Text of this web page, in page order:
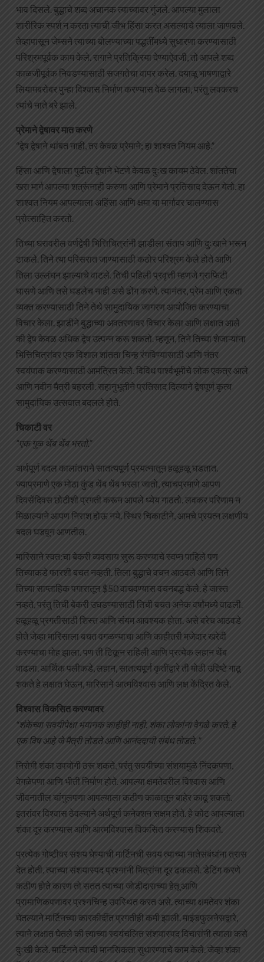
भाव दिसले. बुद्धाचे शब्द अचानक त्याच्यावर गुंजले. आपल्या मुलाला
शारीरिक स्पर्श न करता त्याची जीभ हिंसा करत असल्याचे त्याला जाणवले.
तेव्हापासून जेम्सने त्याच्या बोलण्याच्या पद्धतींमध्ये सुधारणा करण्यासाठी
परिश्रमपूर्वक काम केले. रागाने प्रतिक्रिया देण्याऐवजी, तो आपले शब्द
काळजीपूर्वक निवडण्यासाठी सजगतेचा वापर करेल. दयाळू भाषणाद्वारे
लियामबरोबर पुन्हा विश्वास निर्माण करण्यास वेळ लागला, परंतु लवकरच
त्यांचे नाते बरे झाले.
प्रेमाने द्वेषावर मात करणे
“द्वेष द्वेषाने थांबत नाही, तर केवळ प्रेमाने; हा शाश्वत नियम आहे.”
हिंसा आणि द्वेषाला पुढील द्वेषाने भेटणे केवळ दुःख कायम ठेवेल. शांततेचा
खरा मार्ग आपल्या शत्रूंनाही करुणा आणि प्रेमाने प्रतिसाद देऊन येतो. हा
शाश्वत नियम आपल्याला अहिंसा आणि क्षमा या मार्गावर चालण्यास
प्रोत्साहित करतो.
तिच्या घरावरील वर्णद्वेषी भित्तिचित्रांनी झाडीला संताप आणि दुःखाने भरून
टाकले. तिने त्या परिसरात जाण्यासाठी कठोर परिश्रम केले होते आणि
तिला उल्लंघन झाल्याचे वाटले. तिची पहिली प्रवृत्ती म्हणजे ग्राफिटी
घासणे आणि तसे घडलेच नाही असे ढोंग करणे. त्यानंतर, प्रेम आणि एकता
व्यक्त करण्यासाठी तिने तेथे सामुदायिक जागरण आयोजित करण्याचा
विचार केला. झाडीने बुद्धाच्या अवतरणावर विचार केला आणि लक्षात आले
की द्वेष केवळ अधिक द्वेष उत्पन्न करू शकतो. म्हणून, तिने तिच्या शेजाऱ्यांना
भित्तिचित्रांवर एक विशाल शांतता चिन्ह रंगविण्यासाठी आणि नंतर
स्वयंपाक करण्यासाठी आमंत्रित केले. विविध पार्श्वभूमीचे लोक एकत्र आले
आणि नवीन मैत्री बहरली. सहानुभूतीने प्रतिसाद दिल्याने द्वेषपूर्ण कृत्य
सामुदायिक उत्सवात बदलले होते.
चिकाटी वर
“एक गुळ थेंब थेंब भरतो.”
अर्थपूर्ण बदल कालांतराने सातत्यपूर्ण प्रयत्नातून हळूहळू घडतात.
ज्याप्रमाणे एक मोठा कुंड थेंब थेंब भरला जातो, त्याचप्रमाणे आपण
दिवसेंदिवस छोटीशी प्रगती करून आपले ध्येय गाठतो. लवकर परिणाम न
मिळाल्याने आपण निराश होऊ नये. स्थिर चिकाटीने, आमचे प्रयत्न लक्षणीय
बदल घडवून आणतील.
मारिसाने स्वत:चा बेकरी व्यवसाय सुरू करण्याचे स्वप्न पाहिले पण
तिच्याकडे फारशी बचत नव्हती. तिला बुद्धाचे वचन आठवले आणि तिने
तिच्या साप्ताहिक पगारातून $50 वाचवण्यास वचनबद्ध केले. हे जास्त
नव्हते, परंतु तिची बेकरी उघडण्यासाठी तिची बचत अनेक वर्षांमध्ये वाढली.
हळूहळू प्रगतीसाठी शिस्त आणि संयम आवश्यक होता. असे बरेच आठवडे
होते जेव्हा मारिसाला बचत वगळण्याचा आणि काहीतरी मजेदार खरेदी
करण्याचा मोह झाला. पण ती टिकून राहिली आणि प्रत्येक लहान थेंब
वाढला. आर्थिक पलीकडे, लहान, सातत्यपूर्ण कृतींद्वारे ती मोठी उद्दिष्टे गाठू
शकते हे लक्षात घेऊन, मारिसाने आत्मविश्वास आणि लक्ष केंद्रित केले.
विश्वास विकसित करण्यावर
“शंकेच्या सवयीपेक्षा भयानक काहीही नाही. शंका लोकांना वेगळे करते. हे
एक विष आहे जे मैत्री तोडते आणि आनंददायी संबंध तोडते. ”
निरोगी शंका उपयोगी ठरू शकते, परंतु सवयीच्या संशयामुळे निंदकपणा,
वेगळेपणा आणि भीती निर्माण होते. आपल्या क्षमतेवरील विश्वास आणि
जीवनातील चांगुलपणा आपल्याला कठीण काळातून बाहेर काढू शकतो.
इतरांवर विश्वास ठेवल्याने अर्थपूर्ण कनेक्शन सक्षम होते. हे कोट आपल्याला
शंका दूर करण्यास आणि आत्मविश्वास विकसित करण्यास शिकवते.
प्रत्येक गोष्टीवर संशय घेण्याची मार्टिनची सवय त्याच्या नातेसंबंधांना त्रास
देत होती. त्याच्या संशयास्पद प्रश्नांनी मित्रांना दूर ढकलले. डेटिंग करणे
कठीण होते कारण तो सतत त्याच्या जोडीदाराच्या हेतू आणि
प्रामाणिकपणावर प्रश्नचिन्ह उपस्थित करत असे. त्याच्या क्षमतेवर शंका
घेतल्याने मार्टिनच्या कारकीर्दीत प्रगतीही कमी झाली. माइंडफुलनेसद्वारे,
त्याने लक्षात घेतले की त्याच्या स्वयंचलित संशयास्पद विचारांनी त्याला कसे
दुःखी केले. मार्टिनने त्याची मानसिकता सुधारण्याचे काम केले. जेव्हा शंका